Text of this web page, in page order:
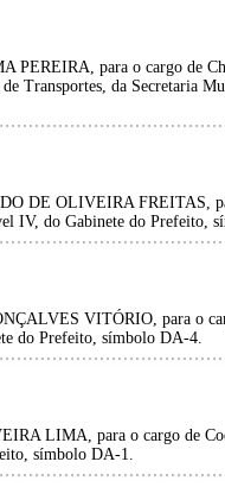
para o cargo de
Transportes, da Secretaria
DE OLIVEIRA FREITAS,
IV, do Gabinete do Prefeito,
VITÓRIO, para o
do Prefeito, símbolo DA-4.
LIMA, para o cargo de
símbolo DA-1.